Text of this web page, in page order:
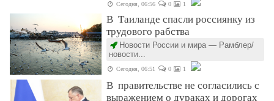
Сегодня, 06:56 0 1
В Таиланде спасли россиянку из
трудового рабства
Новости России и мира — Рамблер/
новости...
Сегодня, 06:51 0 1
В правительстве не согласились с
выражением о дураках и дорогах